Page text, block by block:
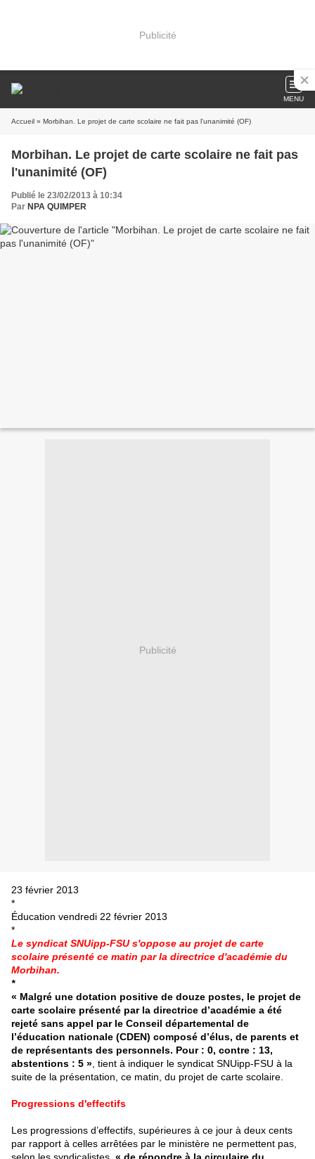
Publicité
MENU
Accueil » Morbihan. Le projet de carte scolaire ne fait pas l'unanimité (OF)
Morbihan. Le projet de carte scolaire ne fait pas
l'unanimité (OF)
Publié le 23/02/2013 à 10:34
Par NPA QUIMPER
Publicité
23 février 2013
*
Éducation vendredi 22 février 2013
*
Le syndicat SNUipp-FSU s'oppose au projet de carte
scolaire présenté ce matin par la directrice d'académie du
Morbihan.
*
« Malgré une dotation positive de douze postes, le projet de
carte scolaire présenté par la directrice d’académie a été
rejeté sans appel par le Conseil départemental de
l’éducation nationale (CDEN) composé d’élus, de parents et
de représentants des personnels. Pour : 0, contre : 13,
abstentions : 5 » , tient à indiquer le syndicat SNUipp-FSU à la
suite de la présentation, ce matin, du projet de carte scolaire.
Progressions d'effectifs
Les progressions d’effectifs, supérieures à ce jour à deux cents
par rapport à celles arrêtées par le ministère ne permettent pas,